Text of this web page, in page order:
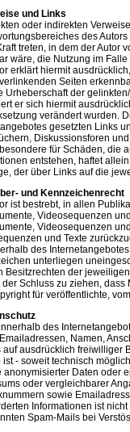
und Links
oder indirekten
des
treten, in dem der Autor
wäre, die Nutzung im
erklärt hiermit
Seiten
Urheberschaft der
er sich hiermit
verändert wurden.
gesetzten Links
Diskussionsforen
für Schäden, die
entstehen, haftet
der über Links auf die
und Kennzeichenrecht
ist bestrebt, in allen
Videosequenzen
Videosequenzen
und Texte
des
unterliegen
Besitzrechten der
der Schluss zu ziehen,
für veröffentlichte,
des
Namen,
auf ausdrücklich freiwilliger
ist - soweit technisch
anonymisierter Daten oder
oder vergleichbarer
sowie
Informationen ist
Spam-Mails bei